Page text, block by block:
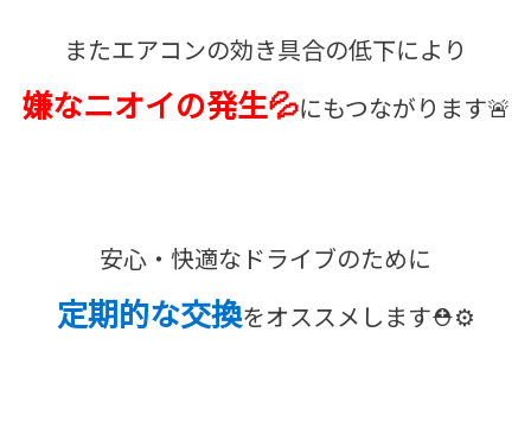
またエアコンの効き具合の低下により
嫌なニオイの発生💦にもつながります🚨
安心・快適なドライブのために
定期的な交換をオススメします⛑️⚙️